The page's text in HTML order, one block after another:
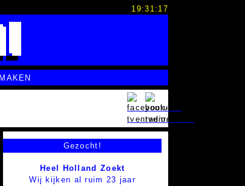
19:31:18
Gezocht!
Heel Holland Zoekt
Wij kijken al ruim 23 jaar